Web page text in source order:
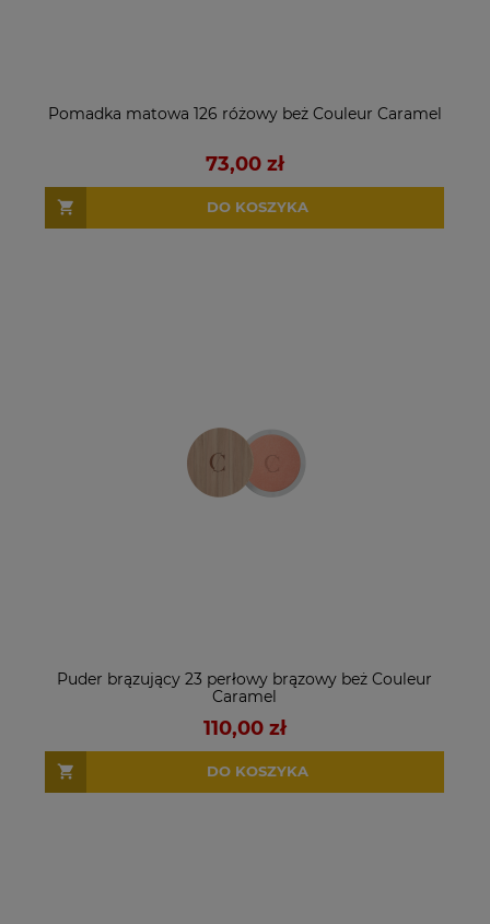
Pomadka matowa 126 różowy beż Couleur Caramel
73,00 zł
DO KOSZYKA
Puder brązujący 23 perłowy brązowy beż Couleur
Caramel
110,00 zł
DO KOSZYKA